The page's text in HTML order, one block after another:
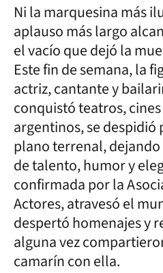
Ni la marquesina más
aplauso más largo
el vacío que dejó la
Este fin de semana, la
actriz, cantante y
conquistó teatros,
argentinos, se despidió
plano terrenal, dejando
de talento, humor y
confirmada por la
Actores, atravesó el
despertó homenajes y
alguna vez
camarín con ella.